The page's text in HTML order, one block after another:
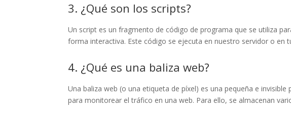
3. ¿Qué son los scripts?
Un script es un fragmento de código de programa que se utiliza
forma interactiva. Este código se ejecuta en nuestro servidor o en
4. ¿Qué es una baliza web?
Una baliza web (o una etiqueta de píxel) es una pequeña e
para monitorear el tráfico en una web. Para ello, se almacenan